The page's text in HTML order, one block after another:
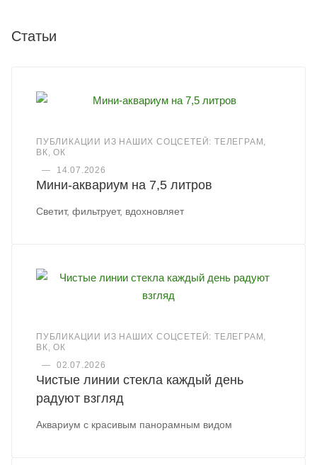
Статьи
ПУБЛИКАЦИИ ИЗ НАШИХ СОЦСЕТЕЙ: ТЕЛЕГРАМ,
ВК, ОК
—
14.07.2026
Мини-аквариум на 7,5 литров
Светит, фильтрует, вдохновляет
ПУБЛИКАЦИИ ИЗ НАШИХ СОЦСЕТЕЙ: ТЕЛЕГРАМ,
ВК, ОК
—
02.07.2026
Чистые линии стекла каждый день
радуют взгляд
Аквариум с красивым панорамным видом